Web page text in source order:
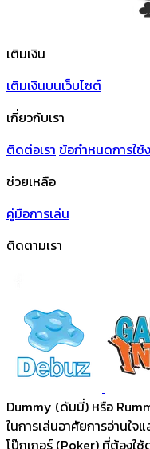
เติมเงิน
เติมเงินบนเว็บไซต์
เกี่ยวกับเรา
ติดต่อเรา ข้อกําหนดการใช้
ช่วยเหลือ
คู่มือการเล่น
ติดตามเรา
Dummy (ดัมมี่) หรือ
ในการเล่นอาศัยการอ่านใจ
โป๊กเกอร์ (Poker) ที่ต้องใ